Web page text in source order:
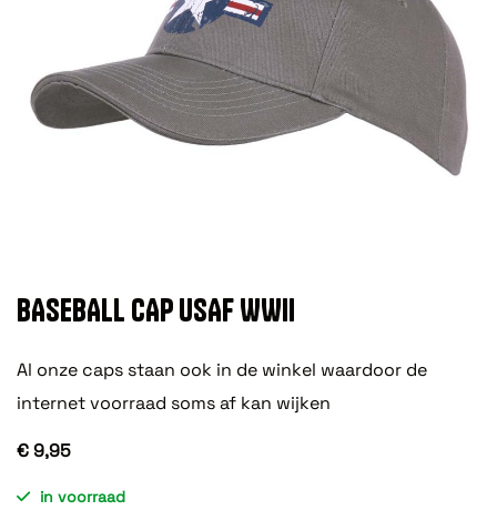
BASEBALL CAP USAF WWII
Al onze caps staan ook in de winkel waardoor de
internet voorraad soms af kan wijken
€ 9,95
in voorraad